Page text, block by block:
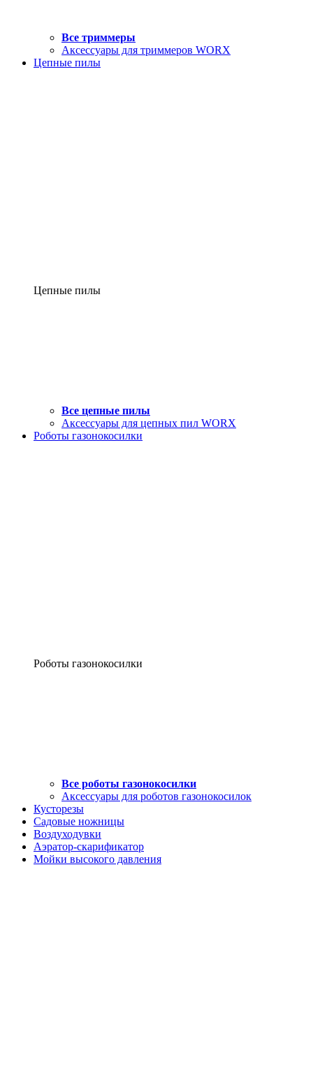
Все триммеры
Аксессуары для триммеров WORX
Цепные пилы
Цепные пилы
Все цепные пилы
Аксессуары для цепных пил WORX
Роботы газонокосилки
Роботы газонокосилки
Все роботы газонокосилки
Аксессуары для роботов газонокосилок
Кусторезы
Садовые ножницы
Воздуходувки
Аэратор-скарификатор
Мойки высокого давления